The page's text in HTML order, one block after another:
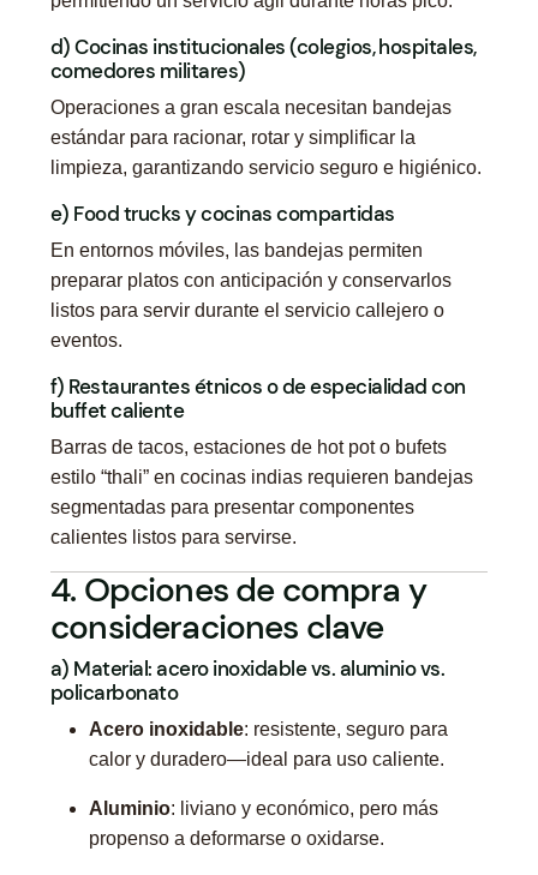
d) Cocinas institucionales (colegios, hospitales,
comedores militares)
Operaciones a gran escala necesitan bandejas
estándar para racionar, rotar y simplificar la
limpieza, garantizando servicio seguro e higiénico.
e) Food trucks y cocinas compartidas
En entornos móviles, las bandejas permiten
preparar platos con anticipación y conservarlos
listos para servir durante el servicio callejero o
eventos.
f) Restaurantes étnicos o de especialidad con
buffet caliente
Barras de tacos, estaciones de hot pot o bufets
estilo “thali” en cocinas indias requieren bandejas
segmentadas para presentar componentes
calientes listos para servirse.
4. Opciones de compra y
consideraciones clave
a) Material: acero inoxidable vs. aluminio vs.
policarbonato
Acero inoxidable: resistente, seguro para
calor y duradero—ideal para uso caliente.
Aluminio: liviano y económico, pero más
propenso a deformarse o oxidarse.